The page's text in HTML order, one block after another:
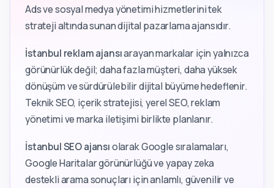
Ads ve sosyal medya yönetimi hizmetlerini tek
strateji altında sunan dijital pazarlama ajansıdır.
İstanbul reklam ajansıarayan markalar için yalnızca
görünürlük değil; daha fazla müşteri, daha yüksek
dönüşüm ve sürdürülebilir dijital büyüme hedeflenir.
Teknik SEO, içerik stratejisi, yerel SEO, reklam
yönetimi ve marka iletişimi birlikte planlanır.
İstanbul SEO ajansıolarak Google sıralamaları,
Google Haritalar görünürlüğü ve yapay zeka
destekli arama sonuçları için anlamlı, güvenilir ve